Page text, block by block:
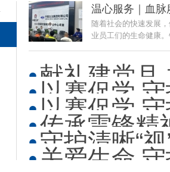
温心服务｜血
随着社会的快速发展
业员工们的生命健康
献礼建党月
业...
以赛促学
考核
以赛促学
考核
传承雷锋
学...
守护清晰“
关爱生命